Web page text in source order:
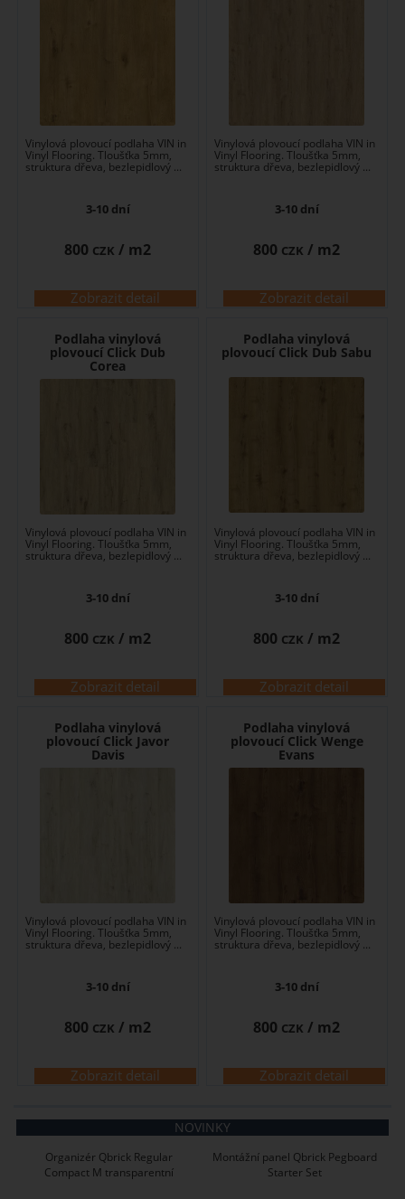
Vinylová plovoucí podlaha VIN in
Vinyl Flooring. Tloušťka 5mm,
struktura dřeva, bezlepidlový ...
3-10 dní
Zobrazit detail
800 CZK / m2
Vinylová plovoucí podlaha VIN in
Vinyl Flooring. Tloušťka 5mm,
struktura dřeva, bezlepidlový ...
3-10 dní
Zobrazit detail
800 CZK / m2
Podlaha vinylová
plovoucí Click Dub
Corea
Vinylová plovoucí podlaha VIN in
Vinyl Flooring. Tloušťka 5mm,
struktura dřeva, bezlepidlový ...
3-10 dní
Zobrazit detail
800 CZK / m2
Podlaha vinylová
plovoucí Click Dub Sabu
Vinylová plovoucí podlaha VIN in
Vinyl Flooring. Tloušťka 5mm,
struktura dřeva, bezlepidlový ...
3-10 dní
Zobrazit detail
800 CZK / m2
Podlaha vinylová
plovoucí Click Javor
Davis
Vinylová plovoucí podlaha VIN in
Vinyl Flooring. Tloušťka 5mm,
struktura dřeva, bezlepidlový ...
3-10 dní
Zobrazit detail
800 CZK / m2
Podlaha vinylová
plovoucí Click Wenge
Evans
Vinylová plovoucí podlaha VIN in
Vinyl Flooring. Tloušťka 5mm,
struktura dřeva, bezlepidlový ...
3-10 dní
Zobrazit detail
800 CZK / m2
NOVINKY
Organizér Qbrick Regular
Compact M transparentní
Montážní panel Qbrick Pegboard
Starter Set